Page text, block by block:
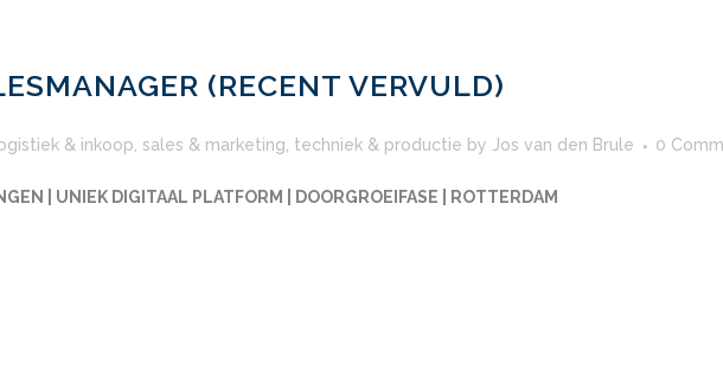
(RECENT VERVULD)
& inkoop sales & marketing techniek & productie by Jos van den Brule 0
| UNIEK DIGITAAL PLATFORM | DOORGROEIFASE | ROTTERDAM